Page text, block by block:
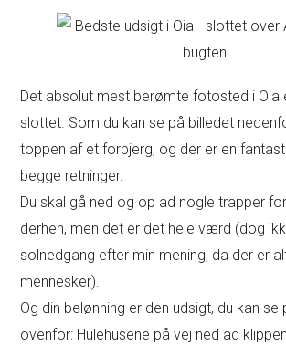
Det absolut mest berømte fotosted i Oia
slottet. Som du kan se på billedet
toppen af et forbjerg, og der er en
begge retninger.
Du skal gå ned og op ad nogle trapper
derhen, men det er det hele værd (dog
solnedgang efter min mening, da der er
mennesker).
Og din belønning er den udsigt, du kan se
ovenfor: Hulehusene på vej ned ad